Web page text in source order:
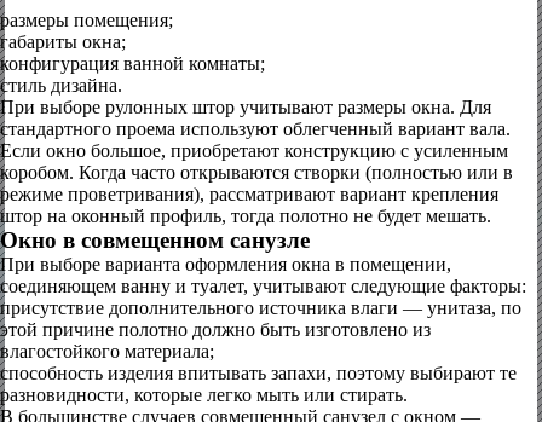
размеры помещения;
габариты окна;
конфигурация ванной комнаты;
стиль дизайна.
При выборе рулонных штор учитывают размеры окна. Для
стандартного проема используют облегченный вариант вала.
Если окно большое, приобретают конструкцию с усиленным
коробом. Когда часто открываются створки (полностью или в
режиме проветривания), рассматривают вариант крепления
штор на оконный профиль, тогда полотно не будет мешать.
Окно в совмещенном санузле
При выборе варианта оформления окна в помещении,
соединяющем ванну и туалет, учитывают следующие факторы:
присутствие дополнительного источника влаги — унитаза, по
этой причине полотно должно быть изготовлено из
влагостойкого материала;
способность изделия впитывать запахи, поэтому выбирают те
разновидности, которые легко мыть или стирать.
В большинстве случаев совмещенный санузел с окном —